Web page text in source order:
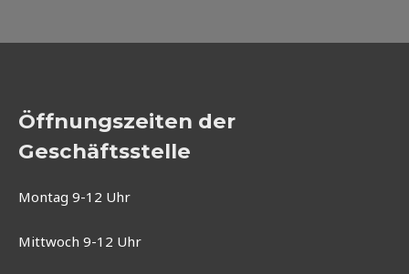
Öffnungszeiten der
Geschäftsstelle
Montag 9-12 Uhr
Mittwoch 9-12 Uhr